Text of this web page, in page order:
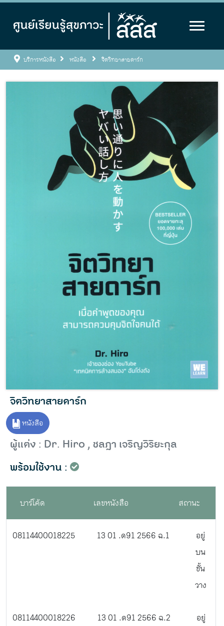
บริการหนังสือ หนังสือ จิตวิทยาสายดาร์ก
จิตวิทยาสายดาร์ก
หนังสือ
ผู้แต่ง : Dr. Hiro , ชลฎา เจริญวิริยะกุล
พร้อมใช้งาน :
บาร์โค้ด เลขหนังสือ สถานะ
08114400018225 13 01 .ด91 2566 ฉ.1
อยู่
บน
ชั้น
วาง
08114400018226 13 01 .ด91 2566 ฉ.2
อยู่